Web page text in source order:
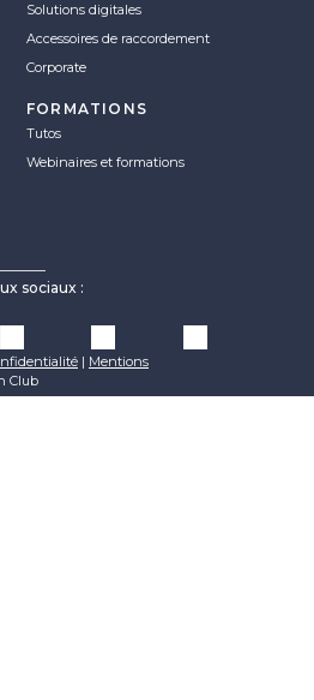
Solutions digitales
Accessoires de raccordement
Corporate
FORMATIONS
Tutos
Webinaires et formations
sociaux :
| Mentions
Club